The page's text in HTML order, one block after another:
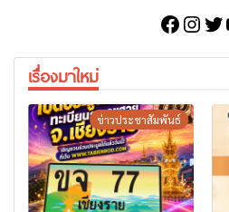
เรื่องมาใหม่
ข่าวประชาสัมพันธ์